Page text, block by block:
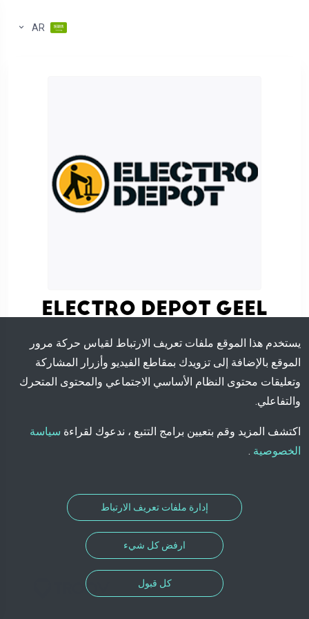
AR
ELECTRO DEPOT GEEL
لا يوجد عرض متاح
حل التعيين من تطوير
يستخدم هذا الموقع ملفات تعريف الارتباط لقياس حركة مرور
الموقع بالإضافة إلى تزويدك بمقاطع الفيديو وأزرار المشاركة
وتعليقات محتوى النظام الأساسي الاجتماعي والمحتوى المتحرك
والتفاعلي.
اكتشف المزيد وقم بتعيين برامج التتبع ، ندعوك لقراءة سياسة
الخصوصية .
إدارة ملفات تعريف الارتباط
ارفض كل شيء
كل قبول